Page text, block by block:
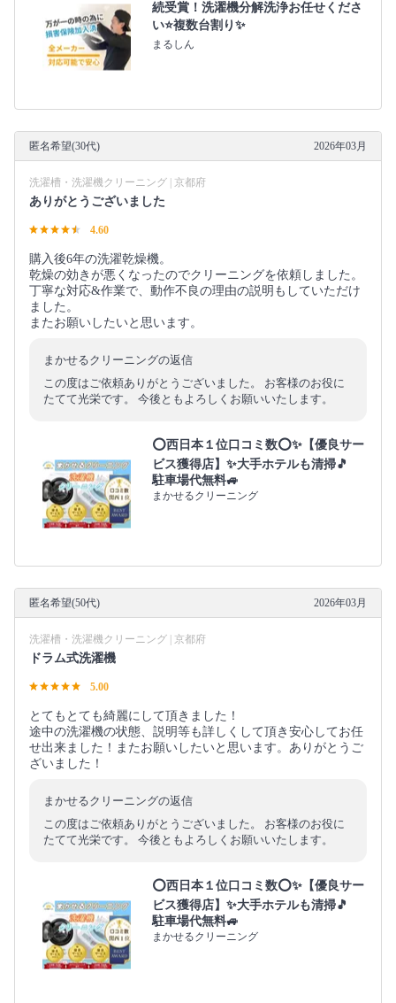
続受賞！洗濯機分解洗浄お任せくださ
い⭐複数台割り✨
まるしん
匿名希望(30代) 2026年03月
洗濯槽・洗濯機クリーニング | 京都府
ありがとうございました
4.60
購入後6年の洗濯乾燥機。
乾燥の効きが悪くなったのでクリーニングを依頼しました。
丁寧な対応&作業で、動作不良の理由の説明もしていただけ
ました。
またお願いしたいと思います。
まかせるクリーニングの返信
この度はご依頼ありがとうございました。 お客様のお役に
たてて光栄です。 今後ともよろしくお願いいたします。
⭕西日本１位口コミ数⭕✨【優良サー
ビス獲得店】✨大手ホテルも清掃🎵
駐車場代無料🚙
まかせるクリーニング
匿名希望(50代) 2026年03月
洗濯槽・洗濯機クリーニング | 京都府
ドラム式洗濯機
5.00
とてもとても綺麗にして頂きました！
途中の洗濯機の状態、説明等も詳しくして頂き安心してお任
せ出来ました！またお願いしたいと思います。ありがとうご
ざいました！
まかせるクリーニングの返信
この度はご依頼ありがとうございました。 お客様のお役に
たてて光栄です。 今後ともよろしくお願いいたします。
⭕西日本１位口コミ数⭕✨【優良サー
ビス獲得店】✨大手ホテルも清掃🎵
駐車場代無料🚙
まかせるクリーニング